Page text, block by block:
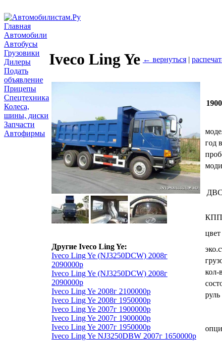
Главная
Автомобили
Автобусы
Грузовики
Дилеры
Подать
объявление
Прицепы
Спецтехника
Колеса,
шины, диски
Запчасти
Автофирмы
Iveco Ling Ye ← вернуться |
Другие Iveco Ling Ye:
Iveco Ling Ye (NJ3250DСW) 2008г
2090000р
Iveco Ling Ye (NJ3250DСW) 2008г
2090000р
Iveco Ling Ye 2008г 2100000р
Iveco Ling Ye 2008г 1950000р
Iveco Ling Ye 2007г 1900000р
Iveco Ling Ye 2007г 1900000р
Iveco Ling Ye 2007г 1950000р
Iveco Ling Ye NJ3250DBW 2007г 1650000р
год
КПП
цвет
кол-
руль